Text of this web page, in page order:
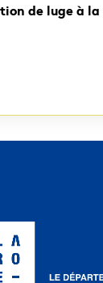
de luge à